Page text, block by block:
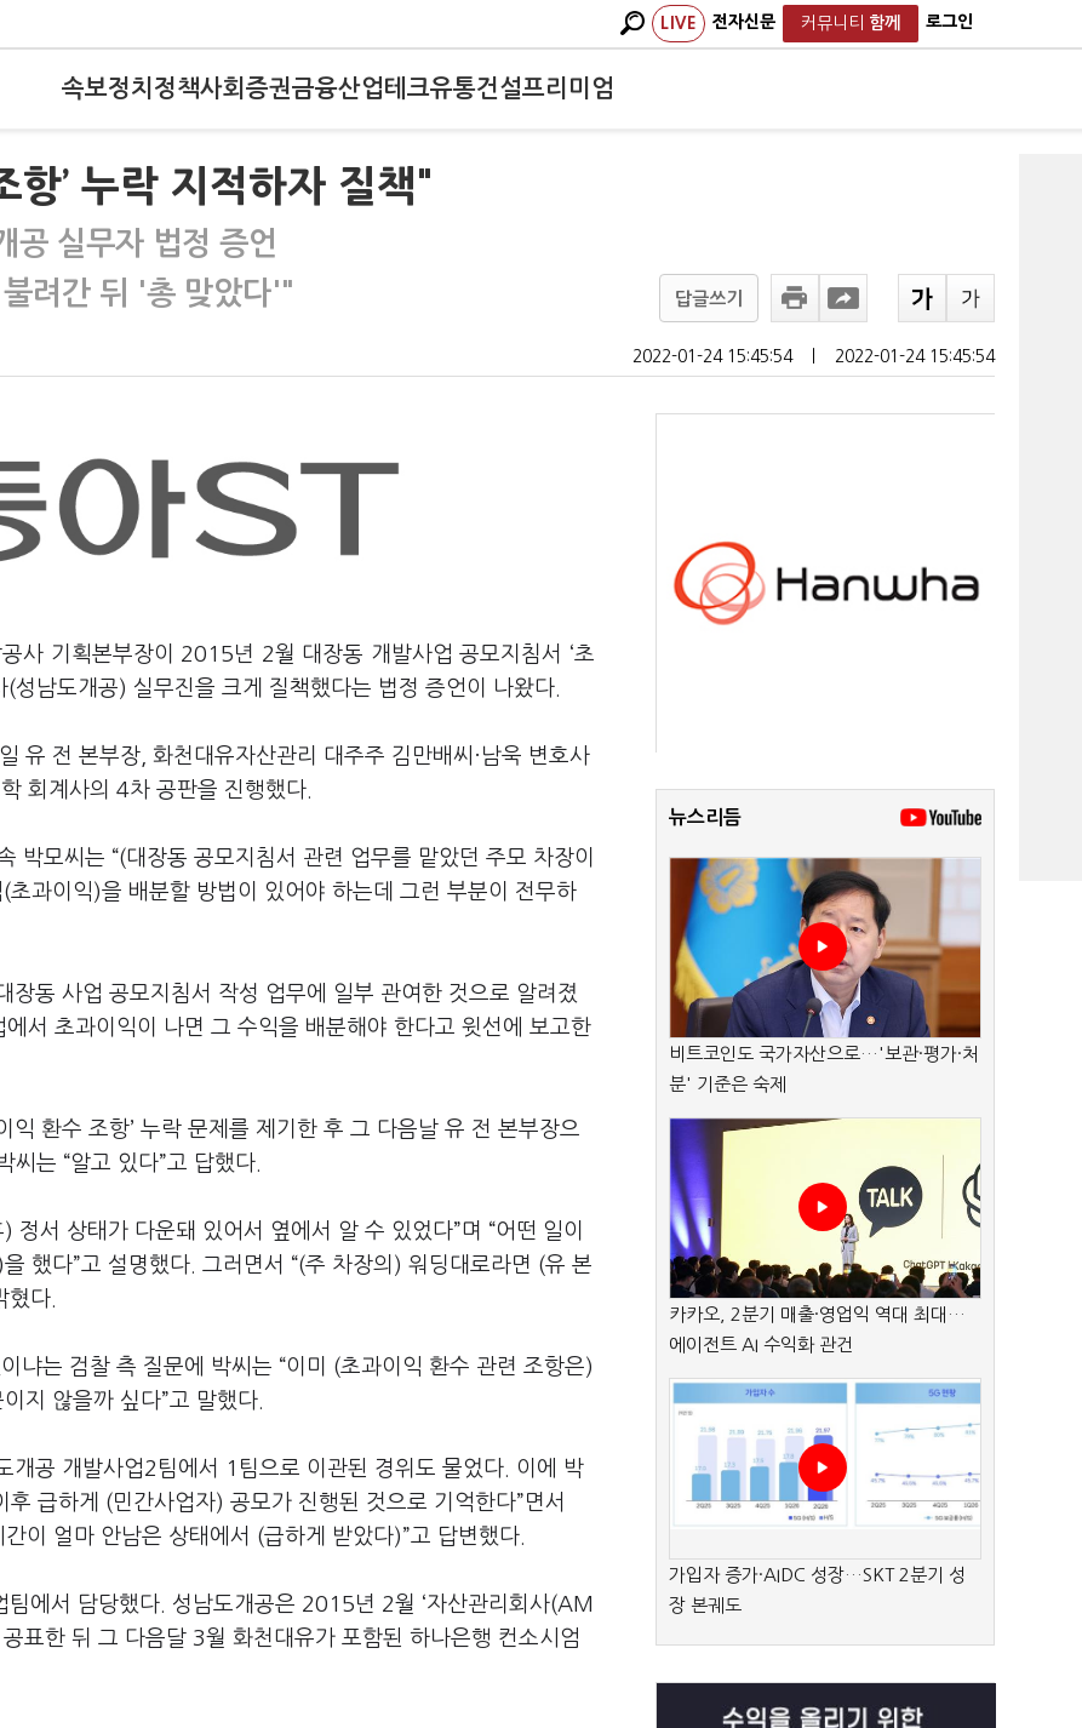
LIVE 전자신문 커뮤니티 함께 로그인
속보정치 정책사회 증권금융산업테크유통건설프리미엄
항’ 누락 지적하자 질책"
실무자 법정 증언
려간 뒤 '총 맞았다'"
답글쓰기
2022-01-24 15:45:54 2022-01-24 15:45:54
사 기획본부장이 2015년 2월 대장동 개발사업 공모지침서 ‘초
성남도개공) 실무진을 크게 질책했다는 법정 증언이 나왔다.
유 전 본부장, 화천대유자산관리 대주주 김만배씨·남욱 변호사
회계사의 4차 공판을 진행했다.
박모씨는 “(대장동 공모지침서 관련 업무를 맡았던 주모 차장이
과이익)을 배분할 방법이 있어야 하는데 그런 부분이 전무하
동 사업 공모지침서 작성 업무에 일부 관여한 것으로 알려졌
서 초과이익이 나면 그 수익을 배분해야 한다고 윗선에 보고한
익 환수 조항’ 누락 문제를 제기한 후 그 다음날 유 전 본부장으
는 “알고 있다”고 답했다.
서 상태가 다운돼 있어서 옆에서 알 수 있었다”며 “어떤 일이
했다”고 설명했다. 그러면서 “(주 차장의) 워딩대로라면 (유 본
혔다.
냐는 검찰 측 질문에 박씨는 “이미 (초과이익 환수 관련 조항은)
지 않을까 싶다”고 말했다.
공 개발사업2팀에서 1팀으로 이관된 경위도 물었다. 이에 박
급하게 (민간사업자) 공모가 진행된 것으로 기억한다”면서
이 얼마 안남은 상태에서 (급하게 받았다)”고 답변했다.
에서 담당했다. 성남도개공은 2015년 2월 ‘자산관리회사(AM
표한 뒤 그 다음달 3월 화천대유가 포함된 하나은행 컨소시엄
뉴스리듬
비트코인도 국가자산으로…'보관·평가·처
분' 기준은 숙제
카카오, 2분기 매출·영업익 역대 최대…
에이전트 AI 수익화 관건
가입자 증가·AIDC 성장…SKT 2분기 성
장 본궤도